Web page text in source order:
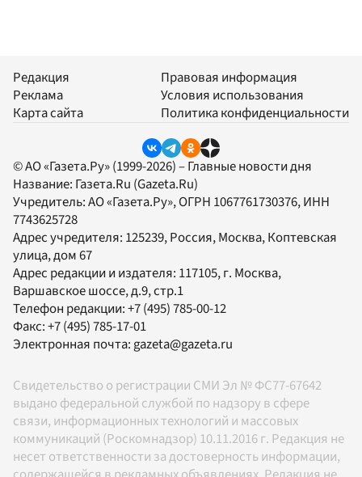
Редакция
Реклама
Карта сайта
Правовая информация
Условия использования
Политика конфиденциальности
© АО «Газета.Ру» (1999-2026) – Главные новости дня
Название: Газета.Ru (Gazeta.Ru)
Учредитель:АО «Газета.Ру», ОГРН 1067761730376, ИНН
7743625728
Адрес учредителя: 125239, Россия, Москва, Коптевская
улица, дом 67
Адрес редакции и издателя: 117105, г. Москва,
Варшавское шоссе, д.9, стр.1
Телефон редакции:+7 (495) 785-00-12
Факс:+7 (495) 785-17-01
Электронная почта:gazeta@gazeta.ru
Свидетельство о регистрации СМИ Эл № ФС77-67642
выдано федеральной службой по надзору в сфере
связи, информационных технологий и массовых
коммуникаций (Роскомнадзор) 10.11.2016 г. Редакция не
несет ответственности за достоверность информации,